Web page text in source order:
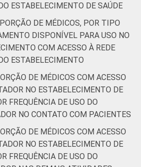
ESTABELECIMENTO DE SAÚDE
DE MÉDICOS, POR TIPO
DISPONÍVEL PARA USO NO
COM ACESSO À REDE
ESTABELECIMENTO
DE MÉDICOS COM ACESSO
NO ESTABELECIMENTO DE
FREQUÊNCIA DE USO DO
NO CONTATO COM PACIENTES
DE MÉDICOS COM ACESSO
NO ESTABELECIMENTO DE
FREQUÊNCIA DE USO DO